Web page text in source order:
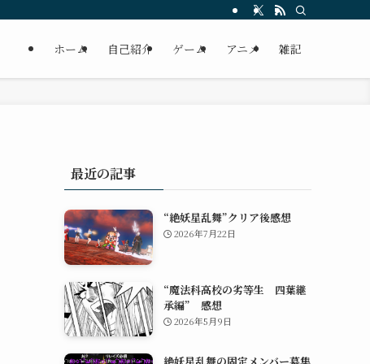
ホーム 自己紹介 ゲーム アニメ 雑記
最近の記事
“絶妖星乱舞”クリア後感想
2026年7月22日
“魔法科高校の劣等生 四葉継
承編” 感想
2026年5月9日